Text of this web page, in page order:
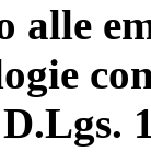
alle